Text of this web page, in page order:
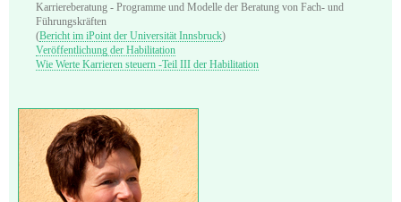
Karriereberatung - Programme und Modelle der Beratung von Fach- und
Führungskräften
(Bericht im iPoint der Universität Innsbruck)
Veröffentlichung der Habilitation
Wie Werte Karrieren steuern -Teil III der Habilitation